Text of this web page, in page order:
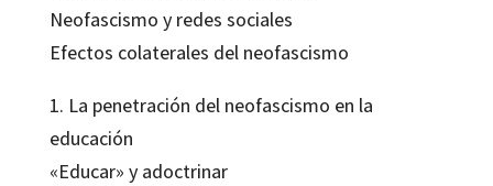
Neofascismo y redes sociales
Efectos colaterales del neofascismo
1. La penetración del neofascismo en la
educación
«Educar» y adoctrinar